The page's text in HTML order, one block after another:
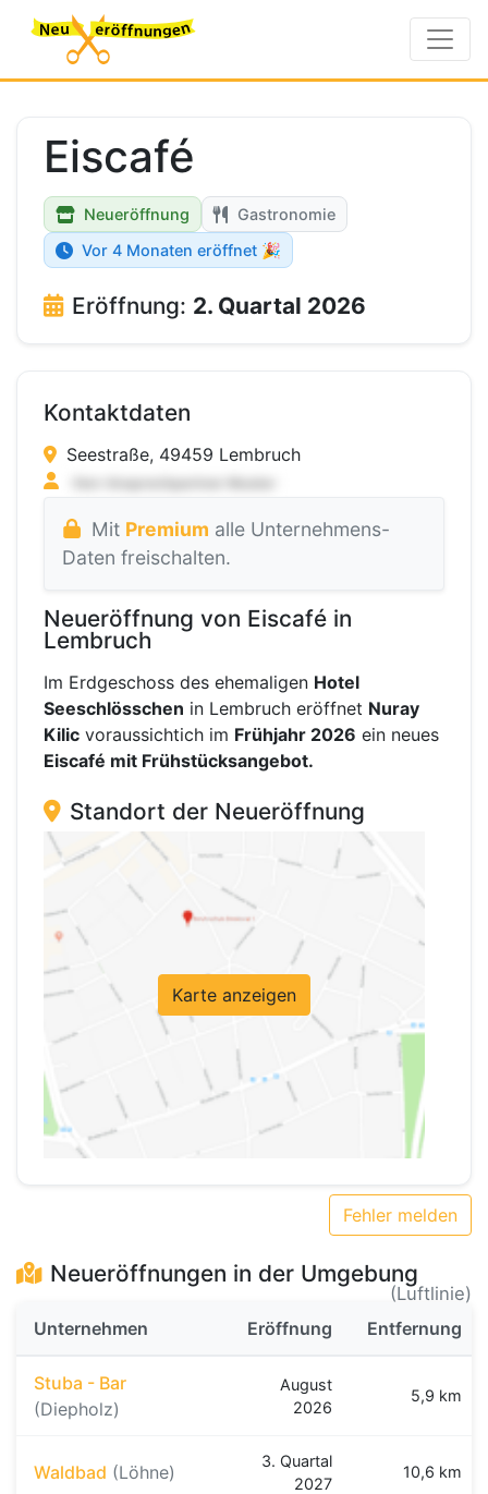
Eiscafé
Neueröffnung
Gastronomie
Vor 4 Monaten eröffnet 🎉
Eröffnung: 2. Quartal 2026
Kontaktdaten
Seestraße, 49459 Lembruch
Mit Premium alle Unternehmens-
Daten freischalten.
Neueröffnung von Eiscafé in
Lembruch
Im Erdgeschoss des ehemaligen Hotel
Seeschlösschen in Lembruch eröffnet Nuray
Kilic voraussichtich im Frühjahr 2026 ein neues
Eiscafé mit Frühstücksangebot.
Standort der Neueröffnung
Karte anzeigen
Fehler melden
Neueröffnungen in der Umgebung
(Luftlinie)
Unternehmen
Eröffnung Entfernung
Stuba - Bar
(Diepholz)
August
2026
5,9 km
Waldbad (Löhne)
3. Quartal
2027
10,6 km